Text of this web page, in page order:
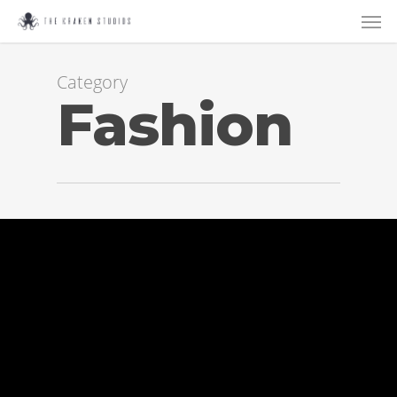
Category
Fashion